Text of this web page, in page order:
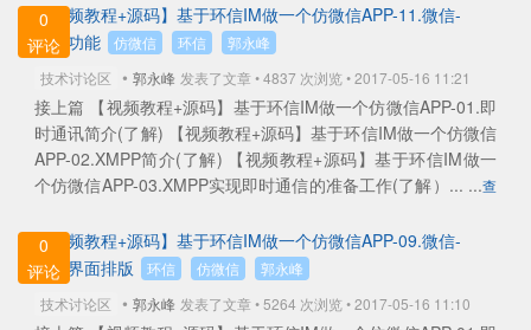
0
评论
【视频教程+源码】基于环信IM做一个仿微信APP-11.微信-
注册功能
仿微信 环信
郭永峰
技术讨论区
• 郭永峰 发表了文章 • 4837 次浏览 • 2017-05-16 11:21
接上篇 【视频教程+源码】基于环信IM做一个仿微信APP-01.即
时通讯简介(了解) 【视频教程+源码】基于环信IM做一个仿微信
APP-02.XMPP简介(了解) 【视频教程+源码】基于环信IM做一
个仿微信APP-03.XMPP实现即时通信的准备工作(了解）... ...查
0
评论
【视频教程+源码】基于环信IM做一个仿微信APP-09.微信-
登录界面排版
环信 仿微信
郭永峰
技术讨论区
• 郭永峰 发表了文章 • 5264 次浏览 • 2017-05-16 11:10